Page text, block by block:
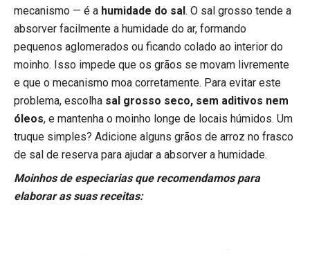
mecanismo — é a humidade do sal. O sal grosso tende a
absorver facilmente a humidade do ar, formando
pequenos aglomerados ou ficando colado ao interior do
moinho. Isso impede que os grãos se movam livremente
e que o mecanismo moa corretamente. Para evitar este
problema, escolha sal grosso seco, sem aditivos nem
óleos, e mantenha o moinho longe de locais húmidos. Um
truque simples? Adicione alguns grãos de arroz no frasco
de sal de reserva para ajudar a absorver a humidade.
Moinhos de especiarias que recomendamos para
elaborar as suas receitas: